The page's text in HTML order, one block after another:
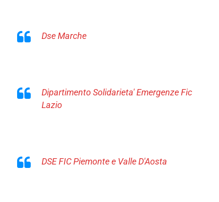
Dse Marche
Dipartimento Solidarieta' Emergenze Fic
Lazio
DSE FIC Piemonte e Valle D'Aosta